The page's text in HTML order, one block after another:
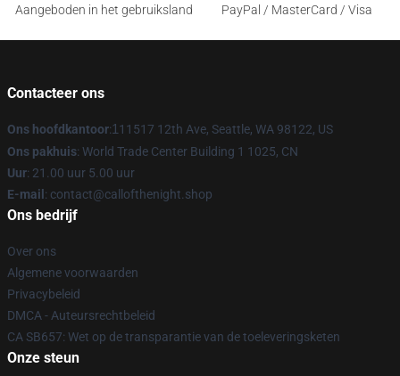
Aangeboden in het gebruiksland
PayPal / MasterCard / Visa
Contacteer ons
Ons hoofdkantoor:1 11517 12th Ave, Seattle, WA 98122, US
Ons pakhuis: World Trade Center Building 1 1025, CN
Uur: 21.00 uur 5.00 uur
E-mail : contact@callofthenight.shop
Ons bedrijf
Over ons
Algemene voorwaarden
Privacybeleid
DMCA - Auteursrechtbeleid
CA SB657: Wet op de transparantie van de toeleveringsketen
Onze steun